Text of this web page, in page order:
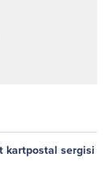
kartpostal sergisi